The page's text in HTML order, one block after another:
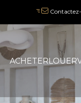
ACHETERLOUER